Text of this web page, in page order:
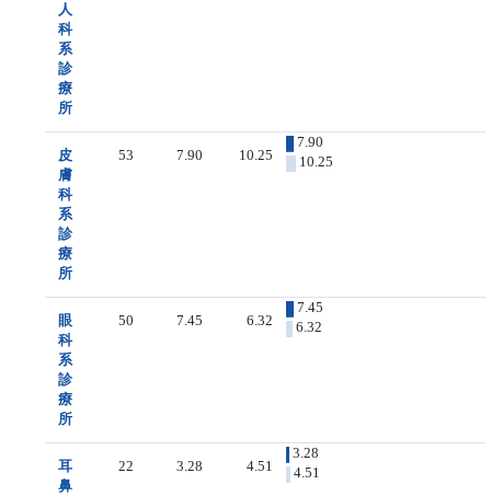
人
科
系
診
療
所
皮
膚
科
系
診
療
所
53 7.90 10.25
7.90
10.25
眼
科
系
診
療
所
50 7.45 6.32
7.45
6.32
耳
鼻
22 3.28 4.51
3.28
4.51